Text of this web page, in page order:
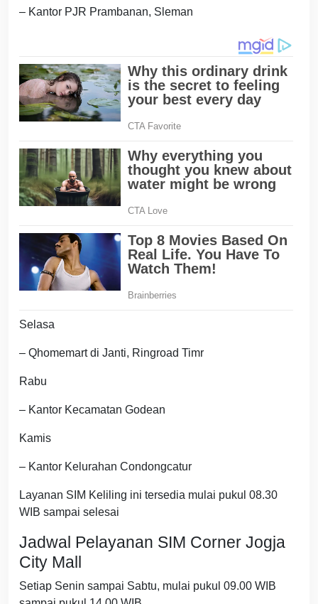
– Kantor PJR Prambanan, Sleman
Selasa
– Qhomemart di Janti, Ringroad Timr
Rabu
– Kantor Kecamatan Godean
Kamis
– Kantor Kelurahan Condongcatur
Layanan SIM Keliling ini tersedia mulai pukul 08.30
WIB sampai selesai
Jadwal Pelayanan SIM Corner Jogja
City Mall
Setiap Senin sampai Sabtu, mulai pukul 09.00 WIB